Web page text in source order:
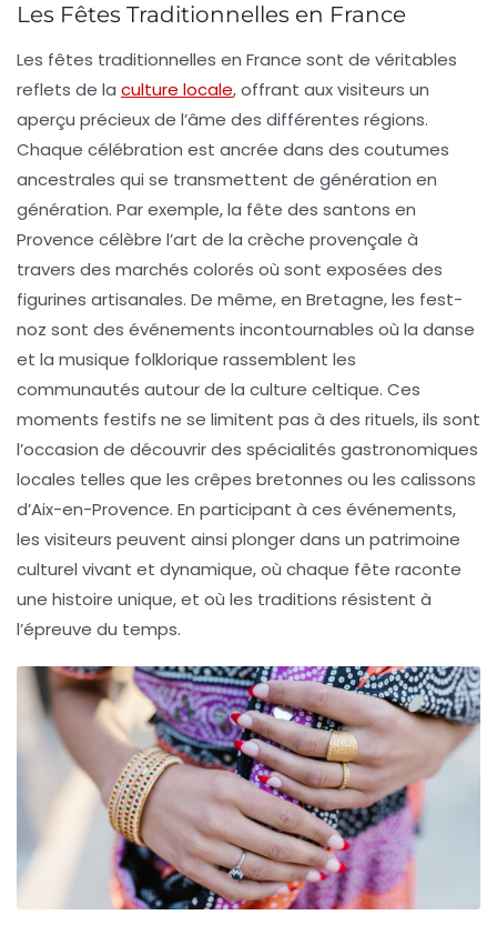
Les Fêtes Traditionnelles en France
Les fêtes traditionnelles en France sont de véritables
reflets de la culture locale, offrant aux visiteurs un
aperçu précieux de l’âme des différentes régions.
Chaque célébration est ancrée dans des coutumes
ancestrales qui se transmettent de génération en
génération. Par exemple, la fête des santons en
Provence célèbre l’art de la crèche provençale à
travers des marchés colorés où sont exposées des
figurines artisanales. De même, en Bretagne, les fest-
noz sont des événements incontournables où la danse
et la musique folklorique rassemblent les
communautés autour de la culture celtique. Ces
moments festifs ne se limitent pas à des rituels, ils sont
l’occasion de découvrir des spécialités gastronomiques
locales telles que les crêpes bretonnes ou les calissons
d’Aix-en-Provence. En participant à ces événements,
les visiteurs peuvent ainsi plonger dans un patrimoine
culturel vivant et dynamique, où chaque fête raconte
une histoire unique, et où les traditions résistent à
l’épreuve du temps.